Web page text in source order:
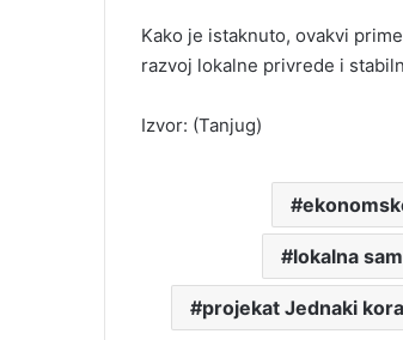
Kako je istaknuto, ovakvi
razvoj lokalne privrede i
Izvor: (Tanjug)
lokalna
projekat Jednaki